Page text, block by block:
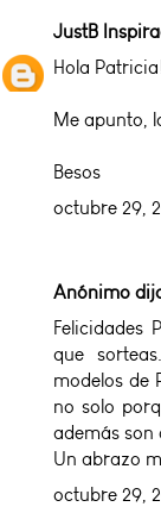
JustB
Hola
Me apunto,
Besos
octubre 29,
Anónimo
Felicidades
que
modelos de
no solo
además son
Un abrazo
octubre 29,